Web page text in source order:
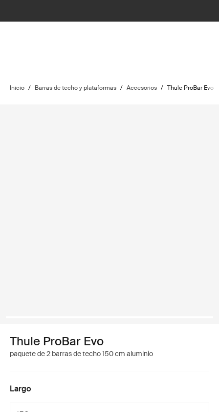
Inicio / Barras de techo y plataformas / Accesorios / Thule ProBar Evo
Thule ProBar Evo
paquete de 2 barras de techo 150 cm aluminio
Largo